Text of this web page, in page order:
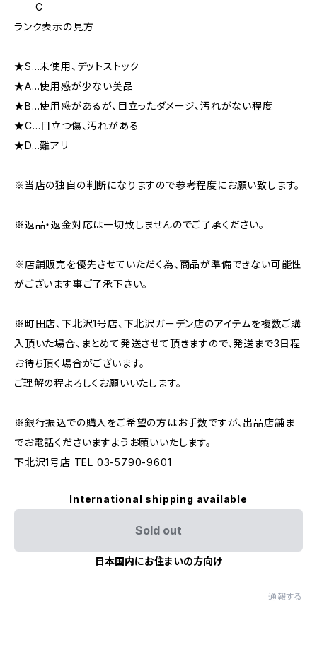
C
ランク表示の見方
★S…未使用、デットストック
★A…使用感が少ない美品
★B…使用感があるが、目立ったダメージ、汚れがない程度
★C…目立つ傷、汚れがある
★D…難アリ
※当店の独自の判断になりますので参考程度にお願い致します。
※返品・返金対応は一切致しませんのでご了承ください。
※店舗販売を優先させていただく為、商品が準備できない可能性
がございます事ご了承下さい。
※町田店、下北沢1号店、下北沢ガーデン店のアイテムを複数ご購
入頂いた場合、まとめて発送させて頂きますので、発送まで3日程
お待ち頂く場合がございます。
ご理解の程よろしくお願いいたします。
※銀行振込での購入をご希望の方はお手数ですが、出品店舗ま
でお電話くださいますようお願いいたします。
下北沢1号店 TEL 03-5790-9601
International shipping available
Sold out
日本国内にお住まいの方向け
通報する